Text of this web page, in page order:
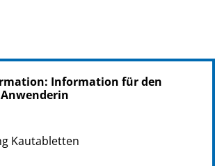
Information für den
Kautabletten